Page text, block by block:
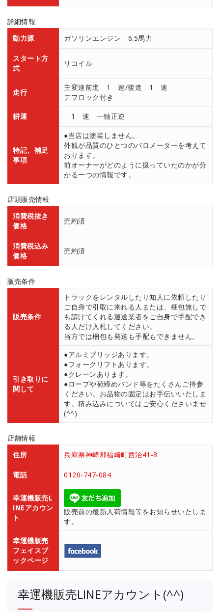
詳細情報
動力源
ガソリンエンジン 6.5馬力
スタート方
式
リコイル
走行
主変速前進 1 速/後進 1 速
デフロック付き
耕運 1 速 一軸正逆
特記、補足
事項
●当店は塗装しません。
外観が品質のひとつのバロメーターを考えて
おります。
前オーナーがどのように扱っていたのかが分
かる一つの情報です。
店頭販売情報
消費税抜き
価格
売約済
消費税込み
価格
売約済
販売条件
販売条件
トラックをレンタルしたり知人に依頼したり
ご自身で引取に来れる人または、梱包無しで
も請けてくれる運送業者をご自身で手配でき
る人だけ入札してください。
当方では梱包も発送も手配もできません。
引き取りに
関して
●アルミブリッジあります。
●フォークリフトあります。
●クレーンあります。
●ロープや荷締めバンド等をたくさんご持参
ください。お品物の固定はお手伝いいたしま
す。積み込みについてはご安心くださいませ
(^^)
店舗情報
住所
兵庫県神崎郡福崎町西治41-8
電話 0120-747-084
幸運機販売L
INEアカウン
ト
販売前の最新入荷情報等をお知らせいたしま
す。
幸運機販売
フェイスブ
ックページ
幸運機販売LINEアカウント(^^)